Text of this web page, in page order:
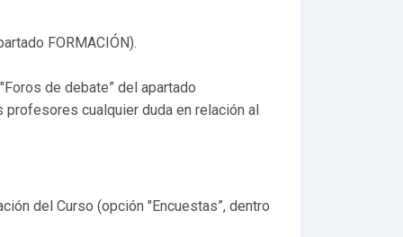
FORMACIÓN).
de debate” del apartado
profesores cualquier duda en relación al
del Curso (opción "Encuestas”, dentro